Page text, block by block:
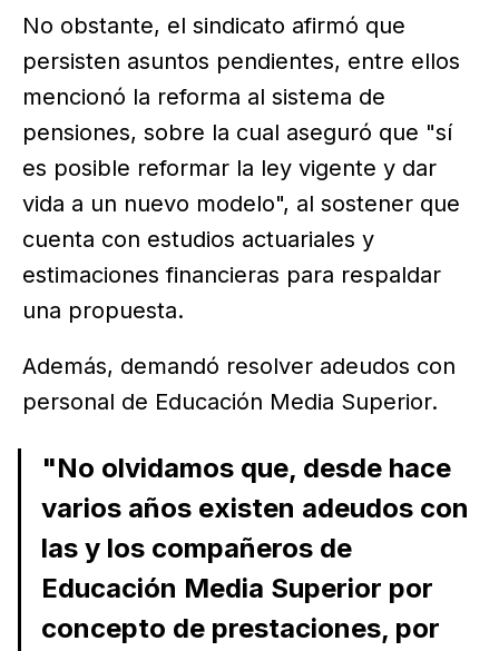
No obstante, el sindicato afirmó que
persisten asuntos pendientes, entre ellos
mencionó la reforma al sistema de
pensiones, sobre la cual aseguró que "sí
es posible reformar la ley vigente y dar
vida a un nuevo modelo", al sostener que
cuenta con estudios actuariales y
estimaciones financieras para respaldar
una propuesta.
Además, demandó resolver adeudos con
personal de Educación Media Superior.
"No olvidamos que, desde hace
varios años existen adeudos con
las y los compañeros de
Educación Media Superior por
concepto de prestaciones, por